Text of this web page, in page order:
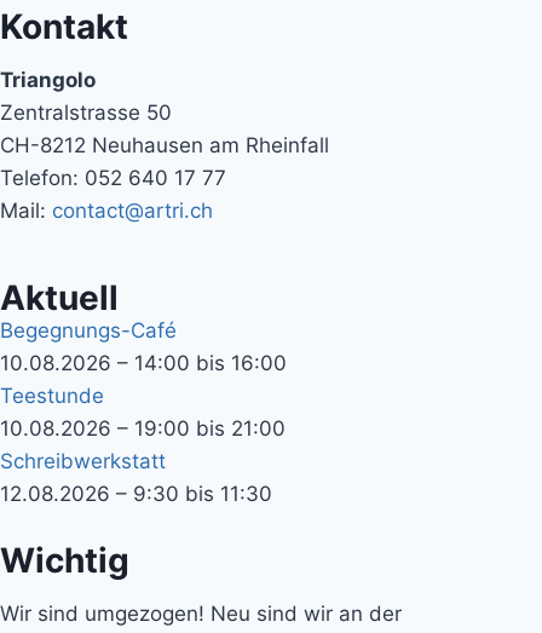
Kontakt
Triangolo
Zentralstrasse 50
CH-8212 Neuhausen am Rheinfall
Telefon: 052 640 17 77
Mail: contact@artri.ch
Aktuell
Begegnungs-Café
10.08.2026 – 14:00 bis 16:00
Teestunde
10.08.2026 – 19:00 bis 21:00
Schreibwerkstatt
12.08.2026 – 9:30 bis 11:30
Wichtig
Wir sind umgezogen! Neu sind wir an der